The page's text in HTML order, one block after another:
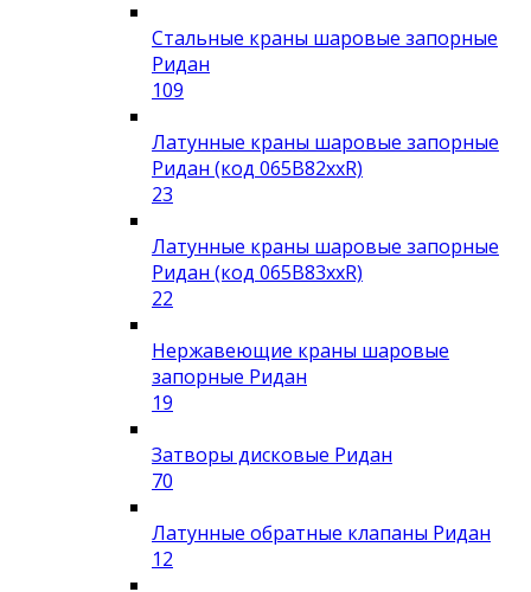
Стальные краны шаровые запорные
Ридан
109
Латунные краны шаровые запорные
Ридан (код 065B82xxR)
23
Латунные краны шаровые запорные
Ридан (код 065B83xxR)
22
Нержавеющие краны шаровые
запорные Ридан
19
Затворы дисковые Ридан
70
Латунные обратные клапаны Ридан
12